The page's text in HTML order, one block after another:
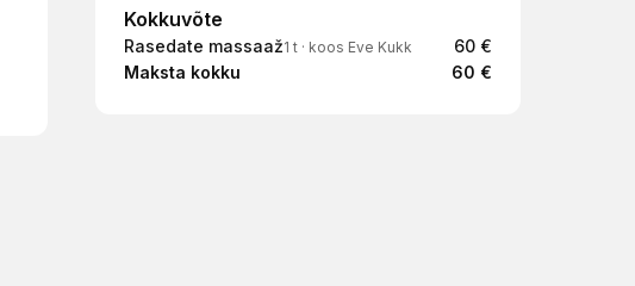
Kokkuvõte
Kokkuvõte
Rasedate massaaž1 t· koos Eve Kukk
60 €
Maksta kokku
60 €